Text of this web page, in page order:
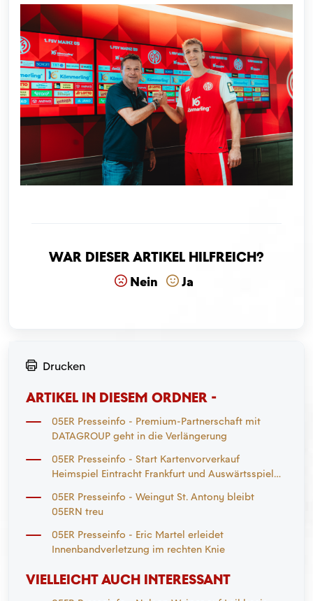
War dieser Artikel hilfreich?
Nein Ja
Drucken
ARTIKEL IN DIESEM ORDNER -
05ER Presseinfo - Premium-Partnerschaft mit
DATAGROUP geht in die Verlängerung
05ER Presseinfo - Start Kartenvorverkauf
Heimspiel Eintracht Frankfurt und Auswärtsspiel
05ER Presseinfo - Weingut St. Antony bleibt
05ERN treu
05ER Presseinfo - Eric Martel erleidet
Innenbandverletzung im rechten Knie
VIELLEICHT AUCH INTERESSANT